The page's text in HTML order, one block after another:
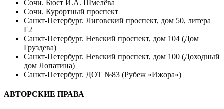
Сочи. Бюст И.А. Шмелёва
Сочи. Курортный проспект
Санкт-Петербург. Лиговский проспект, дом 50, литера
Г2
Санкт-Петербург. Невский проспект, дом 104 (Дом
Груздева)
Санкт-Петербург. Невский проспект, дом 100 (Доходный
дом Лопатина)
Санкт-Петербург. ДОТ №83 (Рубеж «Ижора»)
АВТОРСКИЕ ПРАВА